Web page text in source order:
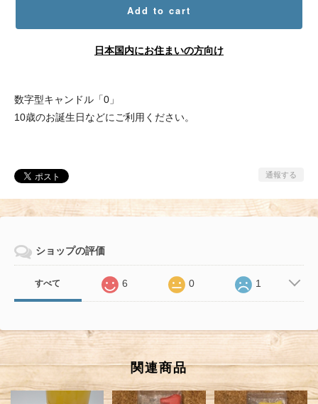
Add to cart
日本国内にお住まいの方向け
数字型キャンドル「0」
10歳のお誕生日などにご利用ください。
通報する
ショップの評価
すべて 6 0 1
関連商品